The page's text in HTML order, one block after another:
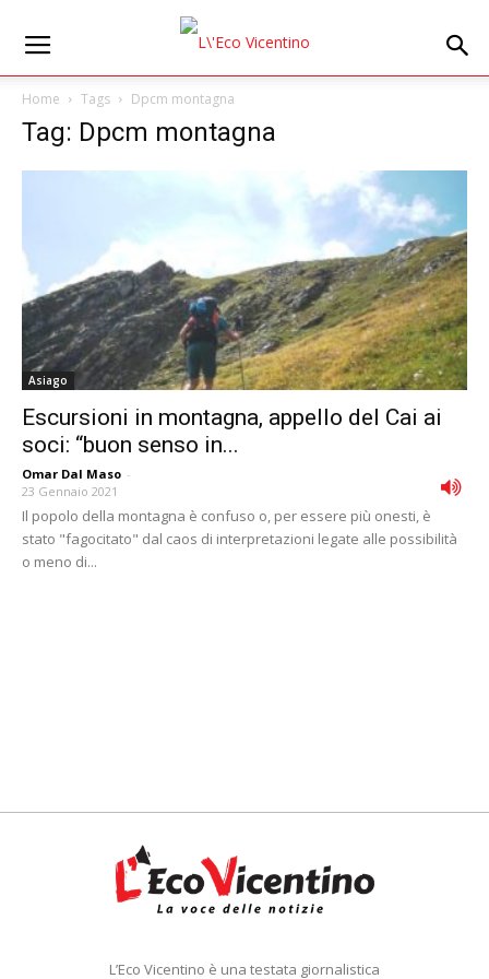
Home Tags Dpcm montagna
Tag: Dpcm montagna
Asiago
Escursioni in montagna, appello del Cai ai
soci: “buon senso in...
Omar Dal Maso -
23 Gennaio 2021
Il popolo della montagna è confuso o, per essere più onesti, è
stato "fagocitato" dal caos di interpretazioni legate alle possibilità
o meno di...
L’Eco Vicentino è una testata giornalistica